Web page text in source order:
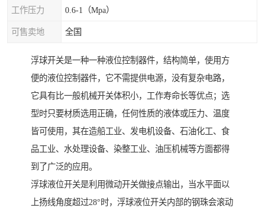
工作压力 0.6-1（Mpa）
可售卖地 全国
浮球开关是一种一种液位控制器件，结构简单，使用方
便的液位控制器件，它不需提供电源，没有复杂电路，
它具有比一般机械开关体积小，工作寿命长等优点；选
型时只要材质选用正确，任何性质的液体或压力、温度
皆可使用，其在造船工业、发电机设备、石油化工、食
品工业、水处理设备、染整工业、油压机械等方面都得
到了广泛的应用。
浮球液位开关是利用微动开关做接点输出，当水平面以
上扬线角度超过28°时，浮球液位开关内部的钢珠会滚动